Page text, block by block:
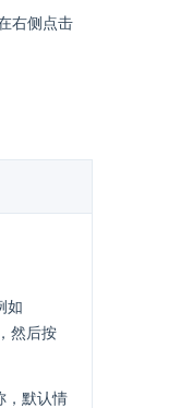
右侧点击
如
然后按
，默认情